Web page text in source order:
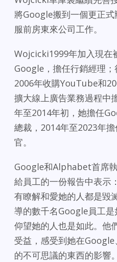
將Google搬到一個更正
服前房東來公司工作。
Wojcicki1999年加入現
Google，擔任行銷經理
2006年收購YouTube和
擴大線上廣告業務過程中
年至2014年初，她擔任
總裁，2014年至2023年
官。
Google和Alphabet首席
給員工的一份報告中表示
有瞭解和愛她的人都是毀
導的數千名Google員工
仰望她的人也是如此。他
受益，感受到她在
的不可思議的東西的影響